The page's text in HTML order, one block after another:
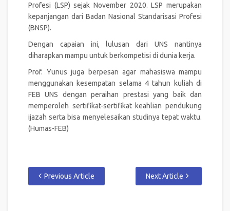
Profesi (LSP) sejak November 2020. LSP merupakan
kepanjangan dari Badan Nasional Standarisasi Profesi
(BNSP).
Dengan capaian ini, lulusan dari UNS nantinya
diharapkan mampu untuk berkompetisi di dunia kerja.
Prof. Yunus juga berpesan agar mahasiswa mampu
menggunakan kesempatan selama 4 tahun kuliah di
FEB UNS dengan peraihan prestasi yang baik dan
memperoleh sertifikat-sertifikat keahlian pendukung
ijazah serta bisa menyelesaikan studinya tepat waktu.
(Humas-FEB)
Previous Article Next Article